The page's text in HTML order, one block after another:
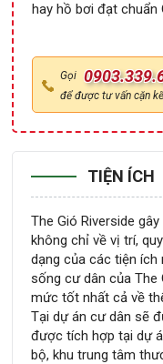
hay hồ bơi đạt chuẩn
Gọi
để được tư vấn cặn
TIỆN ÍCH
The Gió Riverside
không chỉ về vị trí,
dạng của các tiện ích
sống cư dân của
mức tốt nhất cả về
Tại dự án cư dân sẽ
được tích hợp tại dự
bộ, khu trung tâm